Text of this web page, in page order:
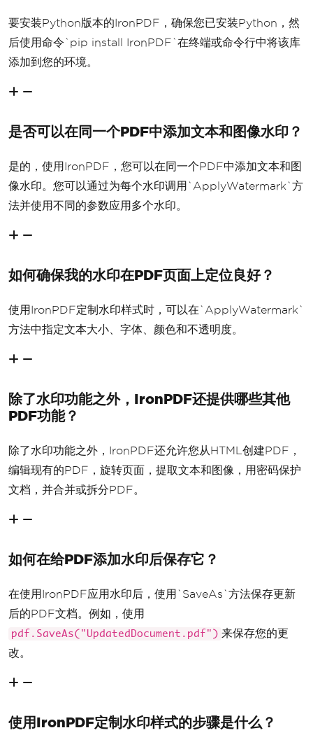
要安装Python版本的IronPDF，确保您已安装Python，然
后使用命令`pip install IronPDF`在终端或命令行中将该库
添加到您的环境。
是否可以在同一个PDF中添加文本和图像水印？
是的，使用IronPDF，您可以在同一个PDF中添加文本和图
像水印。您可以通过为每个水印调用`ApplyWatermark`方
法并使用不同的参数应用多个水印。
如何确保我的水印在PDF页面上定位良好？
使用IronPDF定制水印样式时，可以在`ApplyWatermark`
方法中指定文本大小、字体、颜色和不透明度。
除了水印功能之外，IronPDF还提供哪些其他
PDF功能？
除了水印功能之外，IronPDF还允许您从HTML创建PDF，
编辑现有的PDF，旋转页面，提取文本和图像，用密码保护
文档，并合并或拆分PDF。
如何在给PDF添加水印后保存它？
在使用IronPDF应用水印后，使用`SaveAs`方法保存更新
后的PDF文档。例如，使用
pdf.SaveAs("UpdatedDocument.pdf") 来保存您的更
改。
使用IronPDF定制水印样式的步骤是什么？